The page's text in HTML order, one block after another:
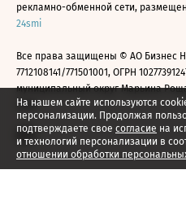
На нашем сайте используются
персонализации. Продолжая
подтверждаете свое согласие на
и технологий персонализации в
отношении обработки
рекламно-обменной сети,
24smi
Все права защищены © АО Бизнес
7712108141/771501001, ОГРН
муниципальный округ Марьина
2026